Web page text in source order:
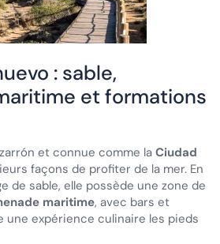
: sable,
et formations
et connue comme la Ciudad
façons de profiter de la mer. En
de sable, elle possède une zone de
maritime, avec bars et
une expérience culinaire les pieds